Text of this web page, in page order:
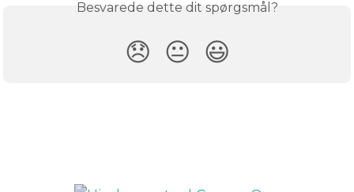
Besvarede dette dit spørgsmål?
😞 😐 😃